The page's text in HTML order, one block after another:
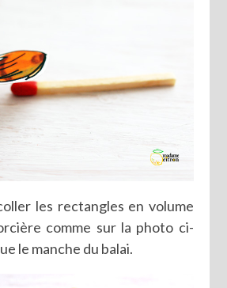
les rectangles en volume
comme sur la photo ci-
le manche du balai.